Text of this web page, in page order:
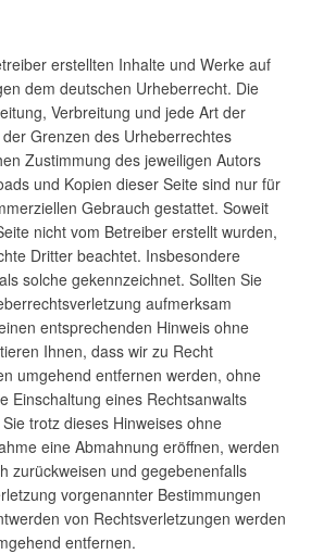
erstellten Inhalte und Werke auf
dem deutschen Urheberrecht. Die
Verbreitung und jede Art der
Grenzen des Urheberrechtes
Zustimmung des jeweiligen Autors
und Kopien dieser Seite sind nur für
Gebrauch gestattet. Soweit
nicht vom Betreiber erstellt wurden,
Dritter beachtet. Insbesondere
solche gekennzeichnet. Sollten Sie
aufmerksam
entsprechenden Hinweis ohne
Ihnen, dass wir zu Recht
umgehend entfernen werden, ohne
Einschaltung eines Rechtsanwalts
trotz dieses Hinweises ohne
eine Abmahnung eröffnen, werden
zurückweisen und gegebenenfalls
vorgenannter Bestimmungen
von Rechtsverletzungen werden
entfernen.